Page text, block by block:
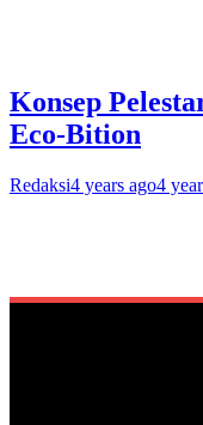
Konsep
Eco-Bition
Redaksi4 years ago4